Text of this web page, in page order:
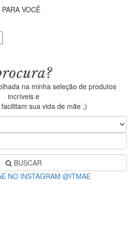
VOCÊ
na minha seleção de produtos
incríveis e
sua vida de mãe ;)
BUSCAR
NO INSTAGRAM @ITMAE